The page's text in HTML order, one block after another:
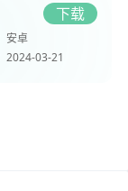
下载
安卓
2024-03-21